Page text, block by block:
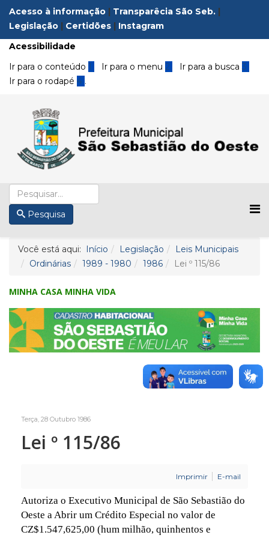
Acesso à informação | Transparêcia São Seb. |
Legislação | Certidões | Instagram
Acessibilidade
Ir para o conteúdo 1 Ir para o menu 2 Ir para a busca3
Ir para o rodapé 4 .
Pesquisa
Você está aqui: Início Legislação
Leis Municipais
Ordinárias
1989 - 1980 1986 Lei º 115/86
MINHA CASA MINHA VIDA
Terça, 28 Outubro 1986
Lei º 115/86
Imprimir E-mail
Autoriza o Executivo Municipal de São Sebastião do
Oeste a Abrir um Crédito Especial no valor de
CZ$1.547,625,00 (hum milhão, quinhentos e